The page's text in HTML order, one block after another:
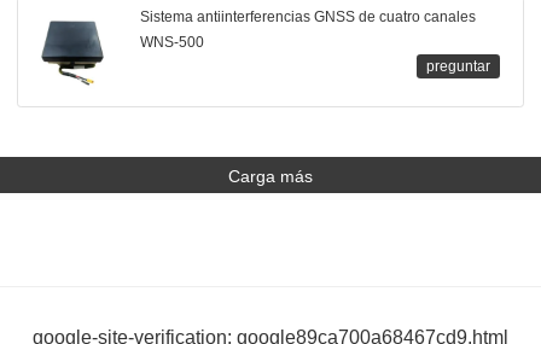
Sistema antiinterferencias GNSS de cuatro canales
WNS-500
preguntar
Carga más
google-site-verification: google89ca700a68467cd9.html